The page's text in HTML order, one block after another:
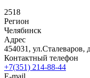
2518
Регион
Челябинск
Адрес
454031, ул.Сталеваров,
Контактный телефон
+7(351) 214-88-44
E-mail